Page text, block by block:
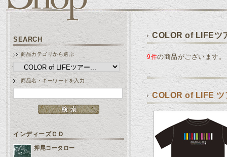
SEARCH
商品カテゴリから選ぶ
商品名・キーワードを入力
インディーズＣＤ
押尾コータロー
COLOR of LIFEツ
9件の商品がございます。
COLOR of LIFE ツ